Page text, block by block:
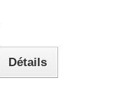
Détails